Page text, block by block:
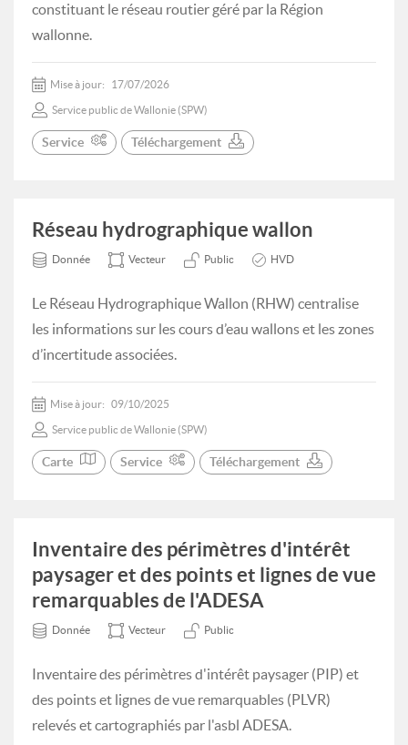
constituant le réseau routier géré par la Région
wallonne.
Mise à jour: 17/07/2026
Service public de Wallonie (SPW)
Service Téléchargement
Réseau hydrographique wallon
Donnée Vecteur Public HVD
Le Réseau Hydrographique Wallon (RHW) centralise
les informations sur les cours d’eau wallons et les zones
d’incertitude associées.
Mise à jour: 09/10/2025
Service public de Wallonie (SPW)
Carte Service Téléchargement
Inventaire des périmètres d'intérêt
paysager et des points et lignes de vue
remarquables de l'ADESA
Donnée Vecteur Public
Inventaire des périmètres d'intérêt paysager (PIP) et
des points et lignes de vue remarquables (PLVR)
relevés et cartographiés par l'asbl ADESA.